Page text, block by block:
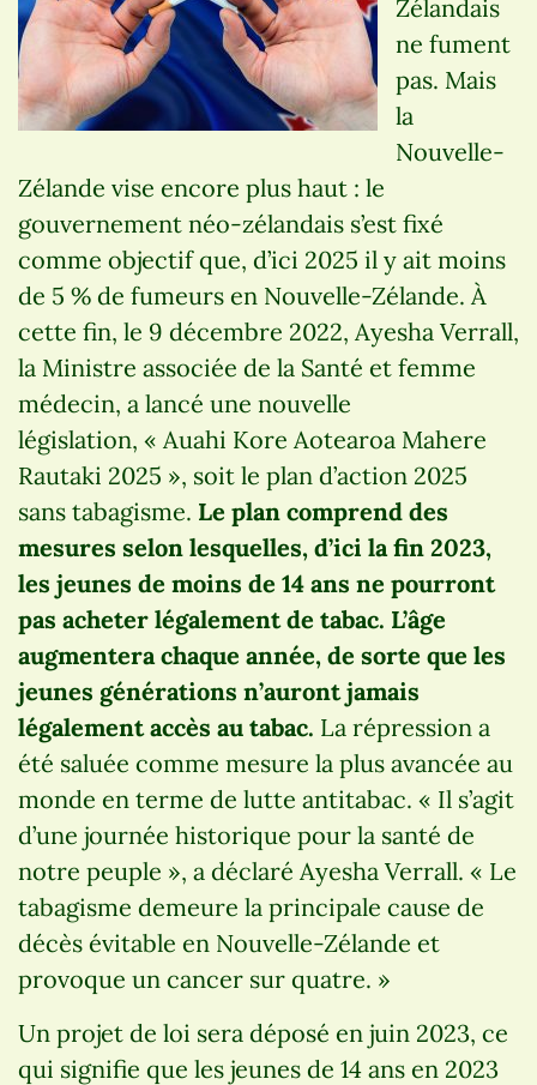
Zélandais
ne fument
pas. Mais
la
Nouvelle-
Zélande vise encore plus haut : le
gouvernement néo-zélandais s’est fixé
comme objectif que, d’ici 2025 il y ait moins
de 5 % de fumeurs en Nouvelle-Zélande. À
cette fin, le 9 décembre 2022, Ayesha Verrall,
la Ministre associée de la Santé et femme
médecin, a lancé une nouvelle
législation, « Auahi Kore Aotearoa Mahere
Rautaki 2025 », soit le plan d’action 2025
sans tabagisme. Le plan comprend des
mesures selon lesquelles, d’ici la fin 2023,
les jeunes de moins de 14 ans ne pourront
pas acheter légalement de tabac. L’âge
augmentera chaque année, de sorte que les
jeunes générations n’auront jamais
légalement accès au tabac. La répression a
été saluée comme mesure la plus avancée au
monde en terme de lutte antitabac. « Il s’agit
d’une journée historique pour la santé de
notre peuple », a déclaré Ayesha Verrall. « Le
tabagisme demeure la principale cause de
décès évitable en Nouvelle-Zélande et
provoque un cancer sur quatre. »
Un projet de loi sera déposé en juin 2023, ce
qui signifie que les jeunes de 14 ans en 2023